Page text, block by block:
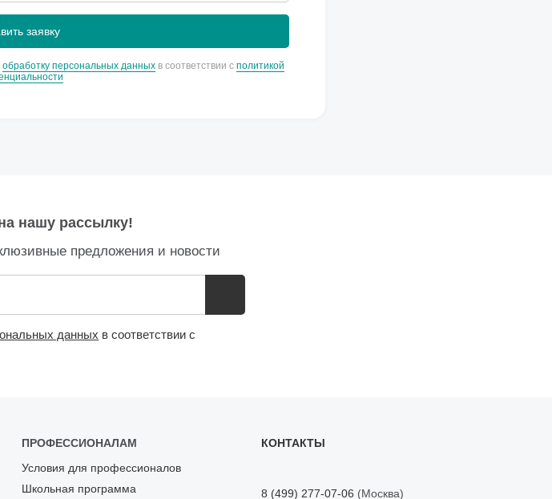
обработку персональных данных в соответствии с политикой
нашу рассылку!
предложения и новости
данных в соответствии с
ПРОФЕССИОНАЛАМ
Условия для профессионалов
Школьная программа
КОНТАКТЫ
8 (499) 277-07-06 (Москва)